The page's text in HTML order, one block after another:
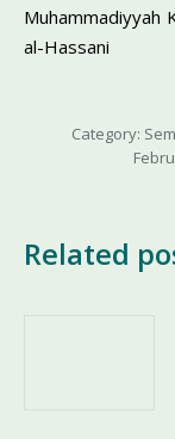
Muhammadiyyah
al-Hassani
Category:
Related